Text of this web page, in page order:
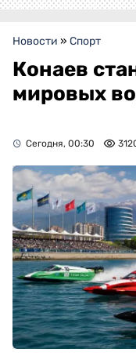
Новости » Спорт
Конаев
мировых
Сегодня, 00:30